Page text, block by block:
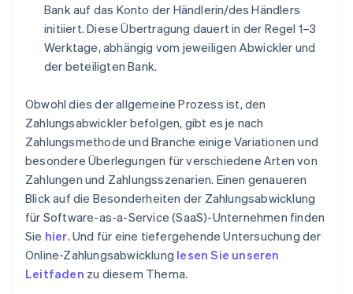
Bank auf das Konto der Händlerin/des Händlers
initiiert. Diese Übertragung dauert in der Regel 1–3
Werktage, abhängig vom jeweiligen Abwickler und
der beteiligten Bank.
Obwohl dies der allgemeine Prozess ist, den
Zahlungsabwickler befolgen, gibt es je nach
Zahlungsmethode und Branche einige Variationen und
besondere Überlegungen für verschiedene Arten von
Zahlungen und Zahlungsszenarien. Einen genaueren
Blick auf die Besonderheiten der Zahlungsabwicklung
für Software-as-a-Service (SaaS)-Unternehmen finden
Sie hier. Und für eine tiefergehende Untersuchung der
Online-Zahlungsabwicklung lesen Sie unseren
Leitfaden zu diesem Thema.